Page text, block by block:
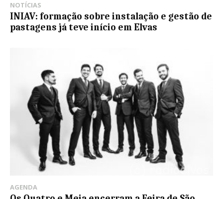
NOTÍCIAS
INIAV: formação sobre instalação e gestão de
pastagens já teve início em Elvas
AGENDA